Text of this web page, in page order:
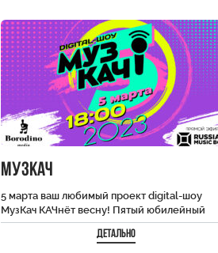
МузКач
5 марта ваш любимый проект digital-шоу
МузКач КАЧнёт весну! Пятый юбилейный
выпуск мега-масштабного телевизионного
концерта состоится 5 марта в…
Детально